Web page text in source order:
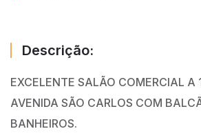
Descrição:
EXCELENTE SALÃO COMERCIAL A
AVENIDA SÃO CARLOS COM
BANHEIROS.